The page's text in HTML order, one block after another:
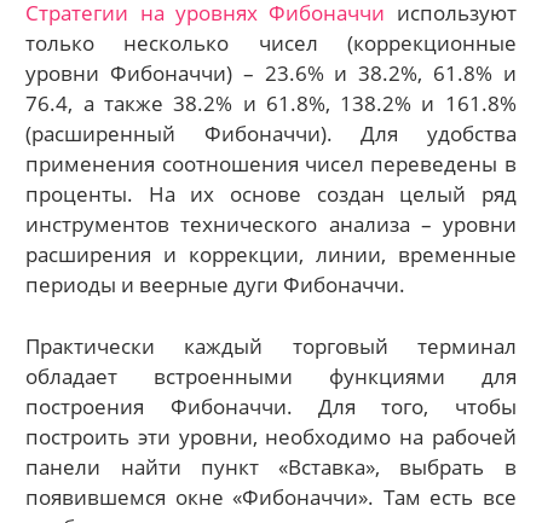
Стратегии на уровнях Фибоначчи используют
только несколько чисел (коррекционные
уровни Фибоначчи) – 23.6% и 38.2%, 61.8% и
76.4, а также 38.2% и 61.8%, 138.2% и 161.8%
(расширенный Фибоначчи). Для удобства
применения соотношения чисел переведены в
проценты. На их основе создан целый ряд
инструментов технического анализа – уровни
расширения и коррекции, линии, временные
периоды и веерные дуги Фибоначчи.
Практически каждый торговый терминал
обладает встроенными функциями для
построения Фибоначчи. Для того, чтобы
построить эти уровни, необходимо на рабочей
панели найти пункт «Вставка», выбрать в
появившемся окне «Фибоначчи». Там есть все